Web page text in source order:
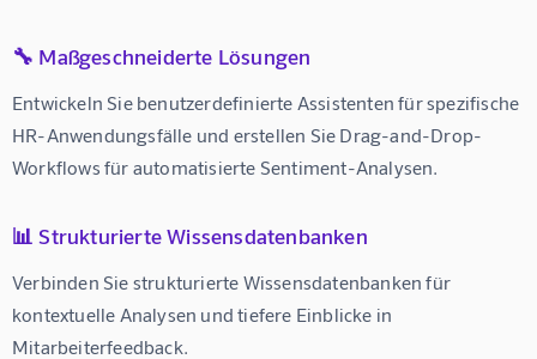
🔧 Maßgeschneiderte Lösungen
Entwickeln Sie benutzerdefinierte Assistenten für spezifische
HR-Anwendungsfälle und erstellen Sie Drag-and-Drop-
Workflows für automatisierte Sentiment-Analysen.
📊 Strukturierte Wissensdatenbanken
Verbinden Sie strukturierte Wissensdatenbanken für
kontextuelle Analysen und tiefere Einblicke in
Mitarbeiterfeedback.